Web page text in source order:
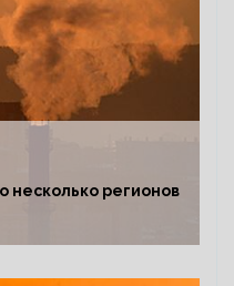
несколько регионов